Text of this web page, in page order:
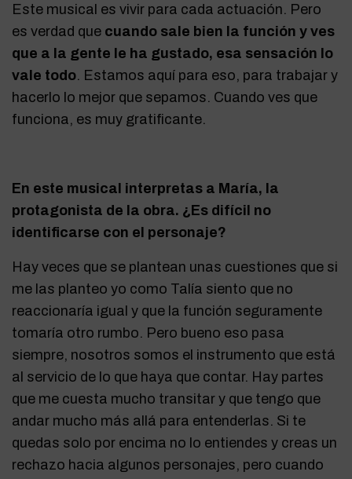
Este musical es vivir para cada actuación. Pero
es verdad que cuando sale bien la función y ves
que a la gente le ha gustado, esa sensación lo
vale todo. Estamos aquí para eso, para trabajar y
hacerlo lo mejor que sepamos. Cuando ves que
funciona, es muy gratificante.
En este musical interpretas a María, la
protagonista de la obra. ¿Es difícil no
identificarse con el personaje?
Hay veces que se plantean unas cuestiones que si
me las planteo yo como Talía siento que no
reaccionaría igual y que la función seguramente
tomaría otro rumbo. Pero bueno eso pasa
siempre, nosotros somos el instrumento que está
al servicio de lo que haya que contar. Hay partes
que me cuesta mucho transitar y que tengo que
andar mucho más allá para entenderlas. Si te
quedas solo por encima no lo entiendes y creas un
rechazo hacia algunos personajes, pero cuando